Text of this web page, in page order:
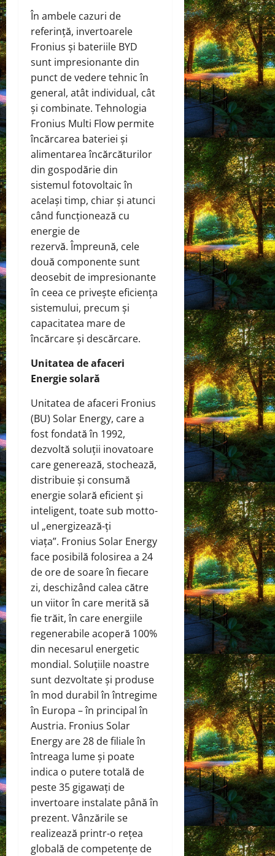
În ambele cazuri de
referință, invertoarele
Fronius și bateriile BYD
sunt impresionante din
punct de vedere tehnic în
general, atât individual, cât
și combinate. Tehnologia
Fronius Multi Flow permite
încărcarea bateriei și
alimentarea încărcăturilor
din gospodărie din
sistemul fotovoltaic în
același timp, chiar și atunci
când funcționează cu
energie de
rezervă. Împreună, cele
două componente sunt
deosebit de impresionante
în ceea ce privește eficiența
sistemului, precum și
capacitatea mare de
încărcare și descărcare.
Unitatea de afaceri
Energie solară
Unitatea de afaceri Fronius
(BU) Solar Energy, care a
fost fondată în 1992,
dezvoltă soluții inovatoare
care generează, stochează,
distribuie și consumă
energie solară eficient și
inteligent, toate sub motto-
ul „energizează-ți
viața”. Fronius Solar Energy
face posibilă folosirea a 24
de ore de soare în fiecare
zi, deschizând calea către
un viitor în care merită să
fie trăit, în care energiile
regenerabile acoperă 100%
din necesarul energetic
mondial. Soluțiile noastre
sunt dezvoltate și produse
în mod durabil în întregime
în Europa – în principal în
Austria. Fronius Solar
Energy are 28 de filiale în
întreaga lume și poate
indica o putere totală de
peste 35 gigawați de
invertoare instalate până în
prezent. Vânzările se
realizează printr-o rețea
globală de competențe de